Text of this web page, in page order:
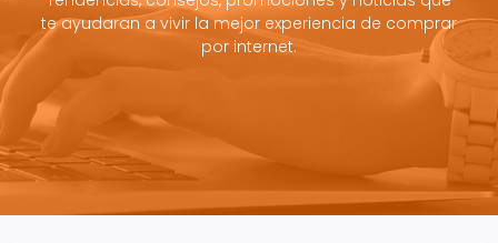
te ayudaran a vivir la mejor experiencia de comprar
por internet.